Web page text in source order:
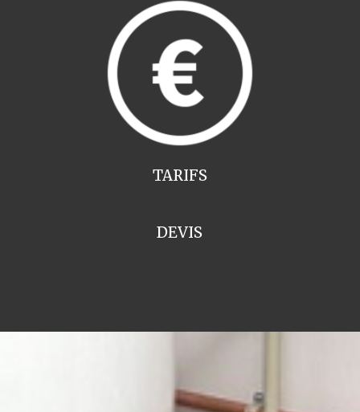
TARIFS
DEVIS